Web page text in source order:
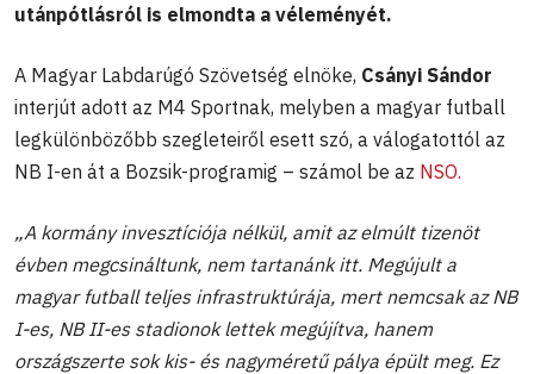
utánpótlásról is elmondta a véleményét.
A Magyar Labdarúgó Szövetség elnöke, Csányi Sándor
interjút adott az M4 Sportnak, melyben a magyar futball
legkülönbözőbb szegleteiről esett szó, a válogatottól az
NB I-en át a Bozsik-programig – számol be az NSO.
„A kormány invesztíciója nélkül, amit az elmúlt tizenöt
évben megcsináltunk, nem tartanánk itt. Megújult a
magyar futball teljes infrastruktúrája, mert nemcsak az NB
I-es, NB II-es stadionok lettek megújítva, hanem
országszerte sok kis- és nagyméretű pálya épült meg. Ez